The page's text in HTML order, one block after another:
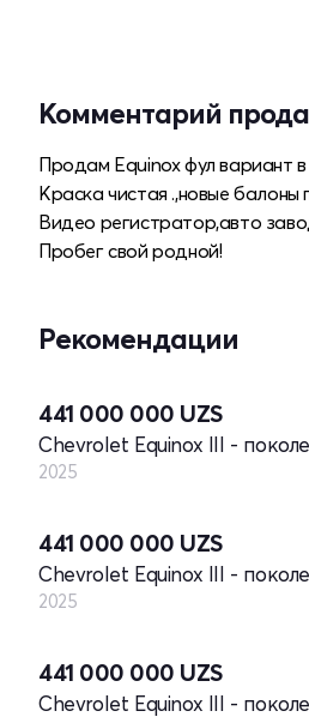
Комментарий
Продам Equinox фул вариант
Краска чистая .,новые балоны
Видео регистратор,авто
Пробег свой родной!
Рекомендации
441 000 000 UZS
2025
441 000 000 UZS
2025
441 000 000 UZS